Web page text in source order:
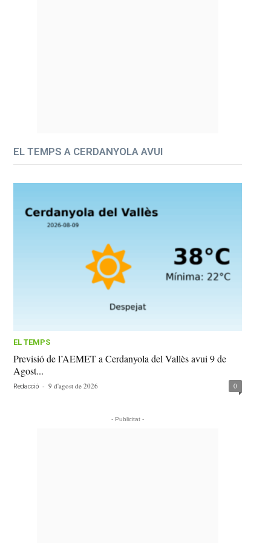
EL TEMPS A CERDANYOLA AVUI
EL TEMPS
Previsió de l’AEMET a Cerdanyola del Vallès avui 9 de
Agost...
Redacció - 9 d'agost de 2026 0
- Publicitat -